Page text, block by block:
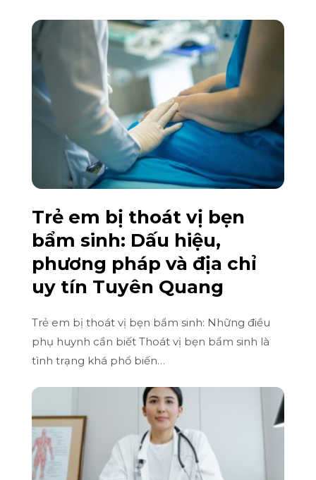
Trẻ em bị thoát vị bẹn
bẩm sinh: Dấu hiệu,
phương pháp và địa chỉ
uy tín Tuyên Quang
Trẻ em bị thoát vị bẹn bẩm sinh: Những điều
phụ huynh cần biết Thoát vị bẹn bẩm sinh là
tình trạng khá phổ biến…